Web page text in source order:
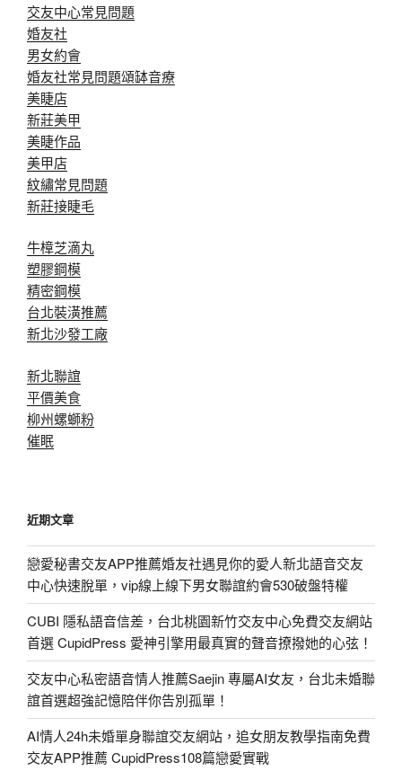
交友中心常見問題
婚友社
男女約會
婚友社常見問題頌缽音療
美睫店
新莊美甲
美睫作品
美甲店
紋繡常見問題
新莊接睫毛
牛樟芝滴丸
塑膠鋼模
精密鋼模
台北裝潢推薦
新北沙發工廠
新北聯誼
平價美食
柳州螺螄粉
催眠
近期文章
戀愛秘書交友APP推薦婚友社遇見你的愛人新北語音交友
中心快速脫單，vip線上線下男女聯誼約會530破盤特權
CUBI 隱私語音信差，台北桃園新竹交友中心免費交友網站
首選 CupidPress 愛神引擎用最真實的聲音撩撥她的心弦！
交友中心私密語音情人推薦Saejin 專屬AI女友，台北未婚聯
誼首選超強記憶陪伴你告別孤單！
AI情人24h未婚單身聯誼交友網站，追女朋友教學指南免費
交友APP推薦 CupidPress108篇戀愛實戰